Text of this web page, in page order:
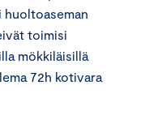
toimisi
mökkiläisillä
72h kotivara